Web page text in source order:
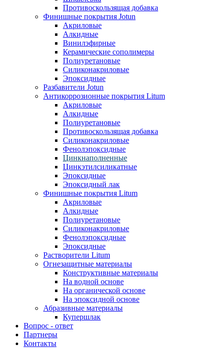
Противоскользящая добавка
Финишные покрытия Jotun
Акриловые
Алкидные
Винилэфирные
Керамические сополимеры
Полиуретановые
Силиконакриловые
Эпоксидные
Разбавители Jotun
Антикоррозионные покрытия Litum
Акриловые
Алкидные
Полиуретановые
Противоскользящая добавка
Силиконакриловые
Фенолэпоксидные
Цинкнаполненные
Цинкэтилсиликатные
Эпоксидные
Эпоксидный лак
Финишные покрытия Litum
Акриловые
Алкидные
Полиуретановые
Силиконакриловые
Фенолэпоксидные
Эпоксидные
Растворители Litum
Огнезащитные материалы
Конструктивные материалы
На водной основе
На органической основе
На эпоксидной основе
Абразивные материалы
Купершлак
Вопрос - ответ
Партнеры
Контакты